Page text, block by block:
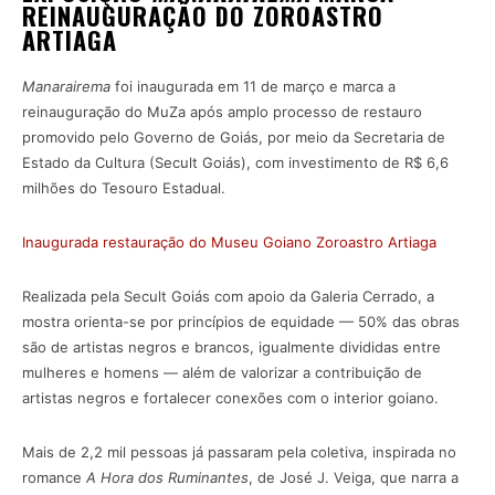
REINAUGURAÇÃO DO ZOROASTRO
ARTIAGA
Manarairema foi inaugurada em 11 de março e marca a
reinauguração do MuZa após amplo processo de restauro
promovido pelo Governo de Goiás, por meio da Secretaria de
Estado da Cultura (Secult Goiás), com investimento de R$ 6,6
milhões do Tesouro Estadual.
Inaugurada restauração do Museu Goiano Zoroastro Artiaga
Realizada pela Secult Goiás com apoio da Galeria Cerrado, a
mostra orienta-se por princípios de equidade — 50% das obras
são de artistas negros e brancos, igualmente divididas entre
mulheres e homens — além de valorizar a contribuição de
artistas negros e fortalecer conexões com o interior goiano.
Mais de 2,2 mil pessoas já passaram pela coletiva, inspirada no
romance A Hora dos Ruminantes, de José J. Veiga, que narra a